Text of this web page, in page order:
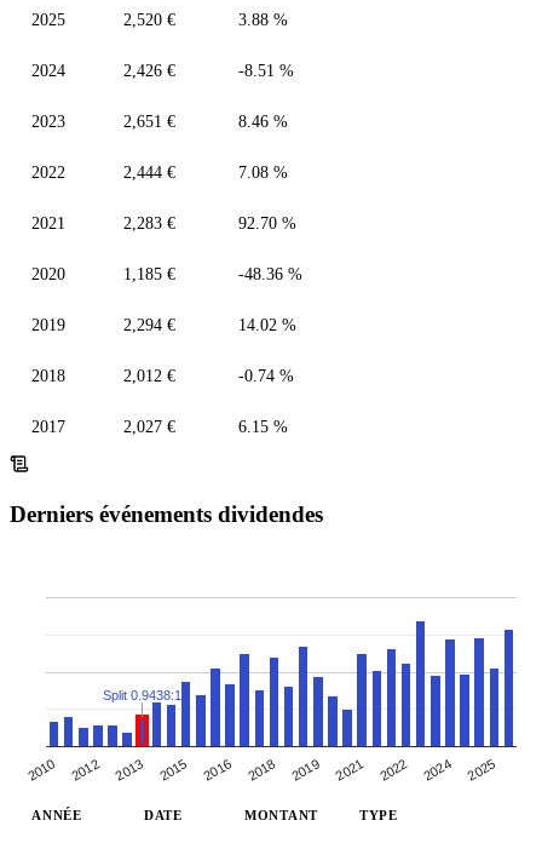
2025 2,520 € 3.88 %
2024 2,426 € -8.51 %
2023 2,651 € 8.46 %
2022 2,444 € 7.08 %
2021 2,283 € 92.70 %
2020 1,185 € -48.36 %
2019 2,294 € 14.02 %
2018 2,012 € -0.74 %
2017 2,027 € 6.15 %
Derniers événements dividendes
2010 2012 2013 2015 2016 2018 2019 2021 2022 2024 2025
Split 0.9438:1
ANNÉE DATE MONTANT TYPE